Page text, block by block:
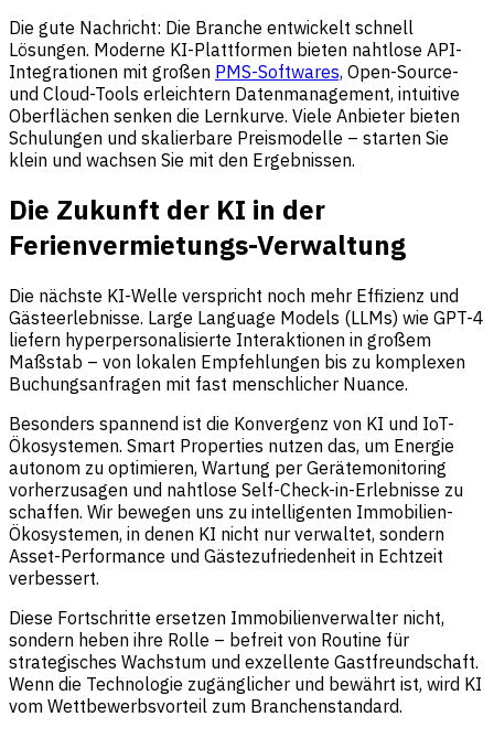
Die gute Nachricht: Die Branche entwickelt schnell
Lösungen. Moderne KI-Plattformen bieten nahtlose API-
Integrationen mit großen PMS-Softwares, Open-Source-
und Cloud-Tools erleichtern Datenmanagement, intuitive
Oberflächen senken die Lernkurve. Viele Anbieter bieten
Schulungen und skalierbare Preismodelle – starten Sie
klein und wachsen Sie mit den Ergebnissen.
Die Zukunft der KI in der
Ferienvermietungs-Verwaltung
Die nächste KI-Welle verspricht noch mehr Effizienz und
Gästeerlebnisse. Large Language Models (LLMs) wie GPT-4
liefern hyperpersonalisierte Interaktionen in großem
Maßstab – von lokalen Empfehlungen bis zu komplexen
Buchungsanfragen mit fast menschlicher Nuance.
Besonders spannend ist die Konvergenz von KI und IoT-
Ökosystemen. Smart Properties nutzen das, um Energie
autonom zu optimieren, Wartung per Gerätemonitoring
vorherzusagen und nahtlose Self-Check-in-Erlebnisse zu
schaffen. Wir bewegen uns zu intelligenten Immobilien-
Ökosystemen, in denen KI nicht nur verwaltet, sondern
Asset-Performance und Gästezufriedenheit in Echtzeit
verbessert.
Diese Fortschritte ersetzen Immobilienverwalter nicht,
sondern heben ihre Rolle – befreit von Routine für
strategisches Wachstum und exzellente Gastfreundschaft.
Wenn die Technologie zugänglicher und bewährt ist, wird KI
vom Wettbewerbsvorteil zum Branchenstandard.